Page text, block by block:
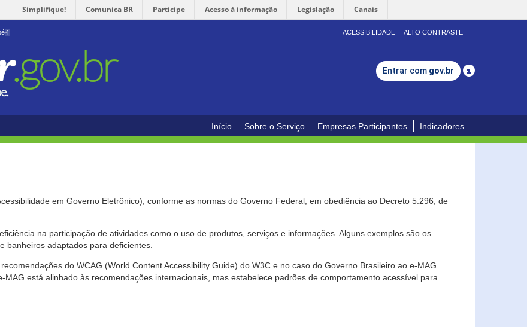
Simplifique! Comunica BR Participe Acesso à informação Legislação Canais
4 ACESSIBILIDADE ALTO CONTRASTE
Entrar com gov.br
Início Sobre o Serviço Empresas Participantes Indicadores
em Governo Eletrônico), conforme as normas do Governo Federal, em obediência ao Decreto 5.296, de
na participação de atividades como o uso de produtos, serviços e informações. Alguns exemplos são os
banheiros adaptados para deficientes.
do WCAG (World Content Accessibility Guide) do W3C e no caso do Governo Brasileiro ao e-MAG
está alinhado às recomendações internacionais, mas estabelece padrões de comportamento acessível para